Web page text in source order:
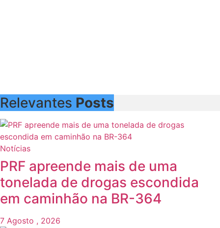
Relevantes Posts
Notícias
PRF apreende mais de uma
tonelada de drogas escondida
em caminhão na BR-364
7 Agosto , 2026